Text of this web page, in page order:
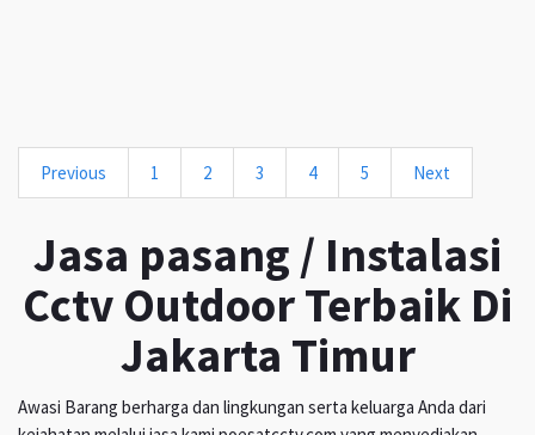
Previous 1 2 3 4 5 Next
Jasa pasang / Instalasi
Cctv Outdoor Terbaik Di
Jakarta Timur
Awasi Barang berharga dan lingkungan serta keluarga Anda dari